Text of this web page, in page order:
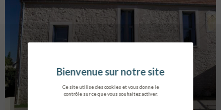
Ce site utilise des cookies et vous donne le
contrôle sur ce que vous souhaitez activer.